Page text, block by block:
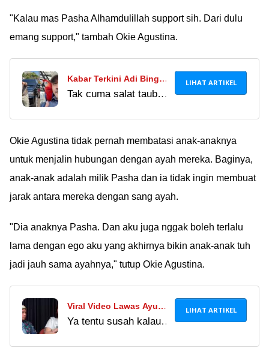
"Kalau mas Pasha Alhamdulillah support sih. Dari dulu
emang support," tambah Okie Agustina.
Kabar Terkini Adi Bing
Slamet setelah Taubat
Ngaji Anak Yatim
Tak cuma salat taubat,
kesuluruhan ibadahnya
dan kembali ke jalan
Allah. MasyaAllah,
LIHAT ARTIKEL
Okie Agustina tidak pernah membatasi anak-anaknya
untuk menjalin hubungan dengan ayah mereka. Baginya,
anak-anak adalah milik Pasha dan ia tidak ingin membuat
jarak antara mereka dengan sang ayah.
"Dia anaknya Pasha. Dan aku juga nggak boleh terlalu
lama dengan ego aku yang akhirnya bikin anak-anak tuh
jadi jauh sama ayahnya," tutup Okie Agustina.
Viral Video Lawas Ayu
Ting Ting Ngobrolin
Ya tentu susah kalau
LIHAT ARTIKEL